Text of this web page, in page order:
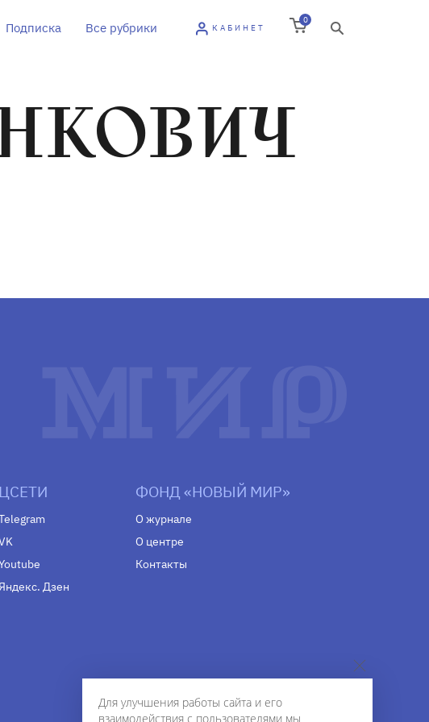
Подписка Все рубрики КАБИНЕТ
0
Дзен
ФОНД «НОВЫЙ МИР»
О журнале
О центре
Контакты
Для улучшения работы сайта и его
взаимодействия с пользователями мы